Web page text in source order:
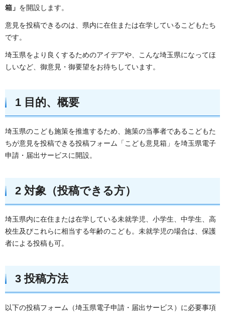
箱」 を開設します。
意見を投稿できるのは、県内に在住または在学しているこどもたち
です。
埼玉県をより良くするためのアイデアや、こんな埼玉県になってほ
しいなど、御意見・御要望をお待ちしています。
1 目的、概要
埼玉県のこども施策を推進するため、施策の当事者であるこどもた
ちが意見を投稿できる投稿フォーム「こども意見箱」を埼玉県電子
申請・届出サービスに開設。
2 対象（投稿できる方）
埼玉県内に在住または在学している未就学児、小学生、中学生、高
校生及びこれらに相当する年齢のこども。未就学児の場合は、保護
者による投稿も可。
3 投稿方法
以下の投稿フォーム（埼玉県電子申請・届出サービス）に必要事項